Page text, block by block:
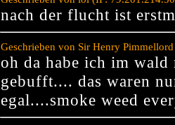
nach der flucht ist
Geschrieben von Sir Henry
oh da habe ich im
gebufft.... das waren
egal....smoke weed